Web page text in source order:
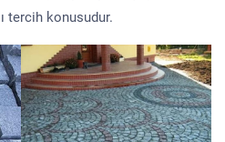
tercih konusudur.